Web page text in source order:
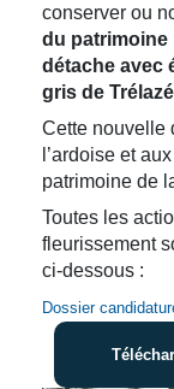
conserver ou
du patrimoine
détache avec
gris de
Cette nouvelle
l’ardoise et
patrimoine de
Toutes les
fleurissement
ci-dessous :
Dossier